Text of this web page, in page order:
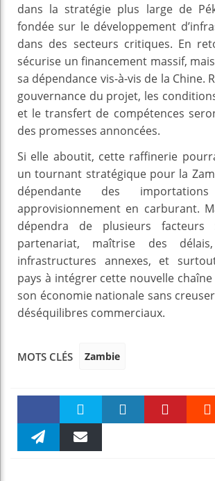
dans la stratégie plus large de
fondée sur le développement
dans des secteurs critiques. En
sécurise un financement massif,
sa dépendance vis-à-vis de la Chine.
gouvernance du projet, les
et le transfert de compétences
des promesses annoncées.
Si elle aboutit, cette raffinerie
un tournant stratégique pour la
dépendante des
approvisionnement en carburant.
dépendra de plusieurs
partenariat, maîtrise des
infrastructures annexes, et
pays à intégrer cette nouvelle
son économie nationale sans
déséquilibres commerciaux.
MOTS CLÉS Zambie
Faceboo Twitter